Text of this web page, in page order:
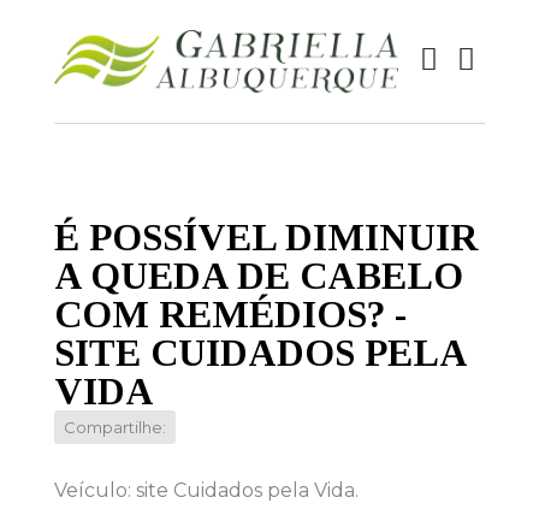
É POSSÍVEL DIMINUIR
A QUEDA DE CABELO
COM REMÉDIOS? -
SITE CUIDADOS PELA
VIDA
Compartilhe:
Veículo: site Cuidados pela Vida.